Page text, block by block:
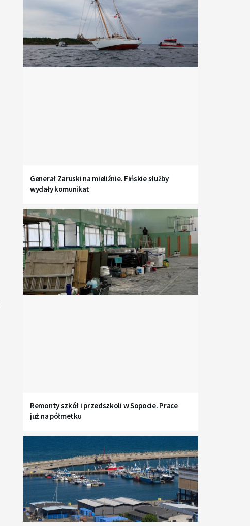
Generał Zaruski na mieliźnie. Fińskie służby
wydały komunikat
Remonty szkół i przedszkoli w Sopocie. Prace
już na półmetku